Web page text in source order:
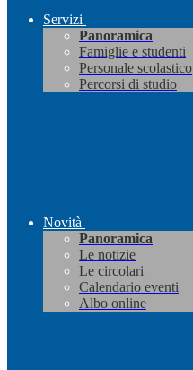
Servizi
Panoramica
Famiglie e studenti
Personale scolastico
Percorsi di studio
Novità
Panoramica
Le notizie
Le circolari
Calendario eventi
Albo online